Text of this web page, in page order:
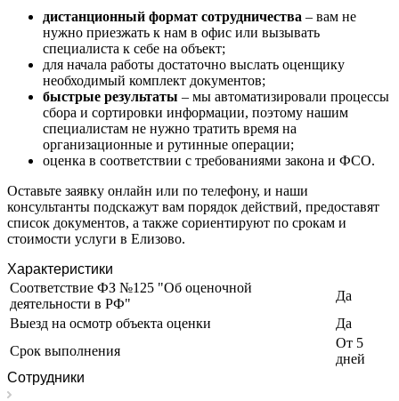
дистанционный формат сотрудничества – вам не
нужно приезжать к нам в офис или вызывать
специалиста к себе на объект;
для начала работы достаточно выслать оценщику
необходимый комплект документов;
быстрые результаты – мы автоматизировали процессы
сбора и сортировки информации, поэтому нашим
специалистам не нужно тратить время на
организационные и рутинные операции;
оценка в соответствии с требованиями закона и ФСО.
Оставьте заявку онлайн или по телефону, и наши
консультанты подскажут вам порядок действий, предоставят
список документов, а также сориентируют по срокам и
стоимости услуги в Елизово.
Характеристики
Соответствие ФЗ №125 "Об оценочной
деятельности в РФ"
Да
Выезд на осмотр объекта оценки
Да
Срок выполнения
От 5
дней
Сотрудники
Заречный
Заринск
Звенигород
Зеленоград
Зеленодольск
Златоуст
Иваново
Ивантеевка
Ижевск
Ипатово
Ирбит
Иркутск
Искитим
Истра
Ишим
Ишимбай